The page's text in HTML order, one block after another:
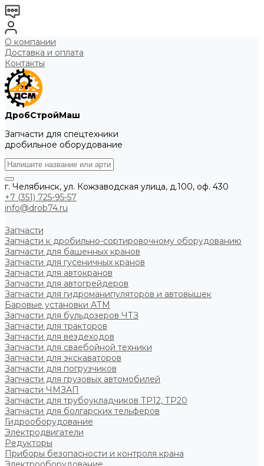
О компании
Доставка и оплата
Контакты
ДробСтройМаш
Запчасти для спецтехники
дробильное оборудование
г. Челябинск, ул. Кожзаводская улица, д.100, оф. 430
+7 (351) 725-95-57
info@drob74.ru
Запчасти
Запчасти к дробильно-сортировочному оборудованию
Запчасти для башенных кранов
Запчасти для гусеничных кранов
Запчасти для автокранов
Запчасти для автогрейдеров
Запчасти для гидроманипуляторов и автовышек
Баровые установки АТМ
Запчасти для бульдозеров ЧТЗ
Запчасти для тракторов
Запчасти для вездеходов
Запчасти для сваебойной техники
Запчасти для экскаваторов
Запчасти для погрузчиков
Запчасти для грузовых автомобилей
Запчасти ЧМЗАП
Запчасти для трубоукладчиков ТР12, ТР20
Запчасти для болгарских тельферов
Гидрооборудование
Электродвигатели
Редукторы
Приборы безопасности и контроля крана